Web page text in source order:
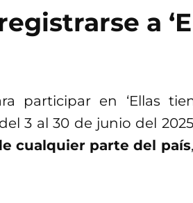
a
participar en ‘Ellas
del 3 al 30 de junio del
cualquier parte del país